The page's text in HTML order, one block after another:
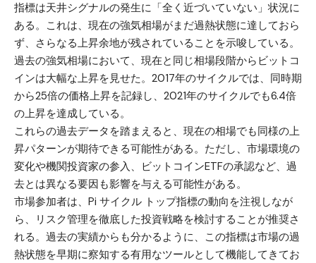
指標は天井シグナルの発生に「全く近づいていない」状況に
ある。これは、現在の強気相場がまだ過熱状態に達しておら
ず、さらなる上昇余地が残されていることを示唆している。
過去の強気相場において、現在と同じ相場段階からビットコ
インは大幅な上昇を見せた。2017年のサイクルでは、同時期
から25倍の価格上昇を記録し、2021年のサイクルでも6.4倍
の上昇を達成している。
これらの過去データを踏まえると、現在の相場でも同様の上
昇パターンが期待できる可能性がある。ただし、市場環境の
変化や機関投資家の参入、ビットコインETFの承認など、過
去とは異なる要因も影響を与える可能性がある。
市場参加者は、Pi サイクル トップ指標の動向を注視しなが
ら、リスク管理を徹底した投資戦略を検討することが推奨さ
れる。過去の実績からも分かるように、この指標は市場の過
熱状態を早期に察知する有用なツールとして機能してきてお